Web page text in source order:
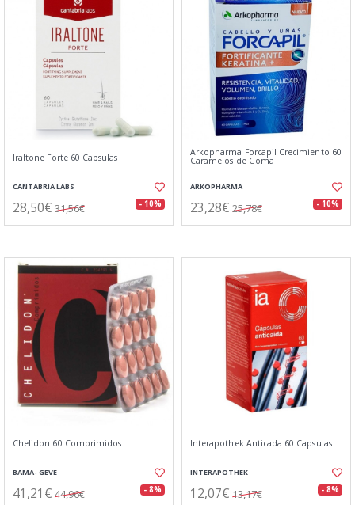
Iraltone Forte 60 Capsulas
CANTABRIA LABS
28,50€ 31,56€ - 10%
Arkopharma Forcapil Crecimiento 60
Caramelos de Goma
ARKOPHARMA
23,28€ 25,78€ - 10%
Chelidon 60 Comprimidos
BAMA- GEVE
41,21€ 44,96€ - 8%
Interapothek Anticada 60 Capsulas
INTERAPOTHEK
12,07€ 13,17€ - 8%